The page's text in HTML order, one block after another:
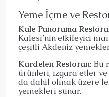
Yeme İçme ve
Kale Panorama
Kalesi’nin etkileyici
çeşitli Akdeniz
Kardelen Restoran: Bu
ürünleri, ızgara etler
da dahil olmak üzere
yemekleri sunar.